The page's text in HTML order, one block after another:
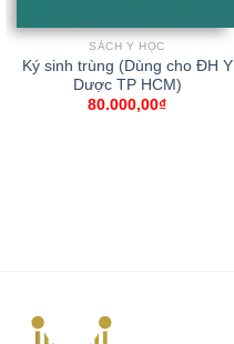
SÁCH Y HỌC
Ký sinh trùng (Dùng cho ĐH Y
Dược TP HCM)
80.000,00₫